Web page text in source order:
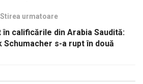
Stirea urmatoare
calificările din Arabia Saudită:
Schumacher s-a rupt în două